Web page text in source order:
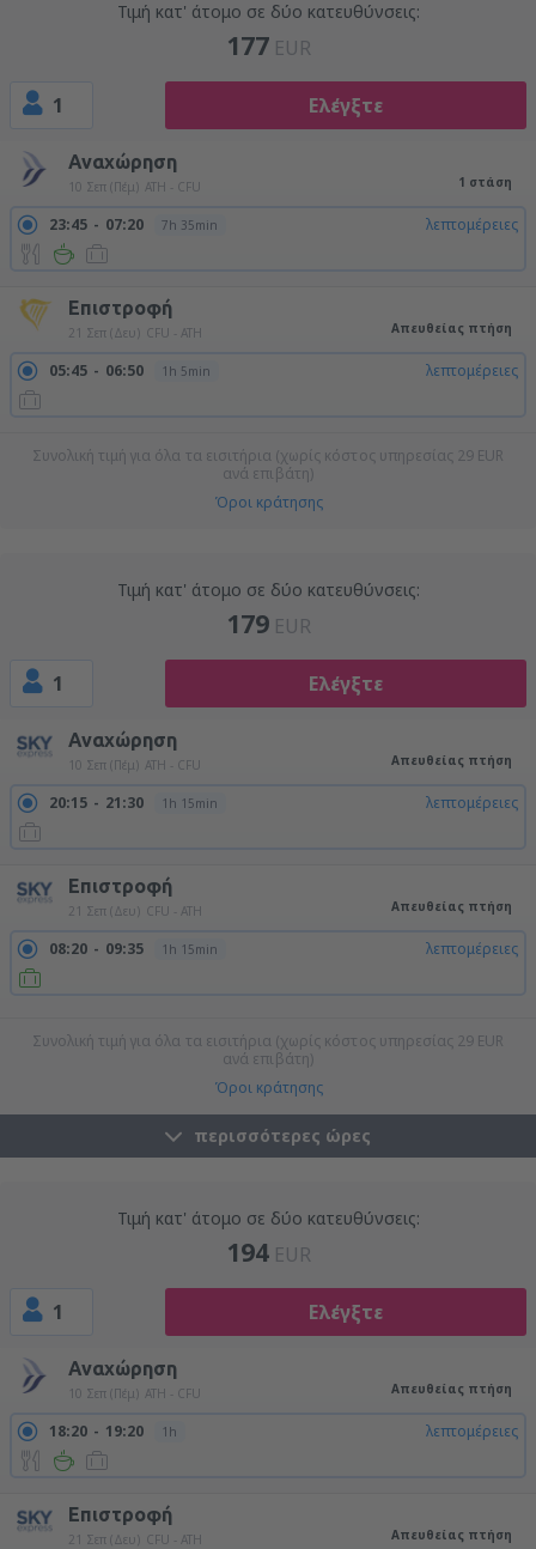
Τιμή κατ' άτομο σε δύο κατευθύνσεις:
177 EUR
1 Ελέγξτε
Αναχώρηση
10 Σεπ (Πέμ) ATH - CFU 1 στάση
23:45 07:20 7h 35min λεπτομέρειες
Επιστροφή
21 Σεπ (Δευ) CFU - ATH Απευθείας πτήση
05:45 06:50 1h 5min λεπτομέρειες
Συνολική τιμή για όλα τα εισιτήρια (χωρίς κόστος υπηρεσίας 29 EUR
ανά επιβάτη)
Όροι κράτησης
Τιμή κατ' άτομο σε δύο κατευθύνσεις:
179 EUR
1 Ελέγξτε
Αναχώρηση
10 Σεπ (Πέμ) ATH - CFU Απευθείας πτήση
20:15 21:30 1h 15min λεπτομέρειες
Επιστροφή
21 Σεπ (Δευ) CFU - ATH Απευθείας πτήση
08:20 09:35 1h 15min λεπτομέρειες
Συνολική τιμή για όλα τα εισιτήρια (χωρίς κόστος υπηρεσίας 29 EUR
ανά επιβάτη)
Όροι κράτησης
περισσότερες ώρες
Τιμή κατ' άτομο σε δύο κατευθύνσεις:
194 EUR
1 Ελέγξτε
Αναχώρηση
10 Σεπ (Πέμ) ATH - CFU Απευθείας πτήση
18:20 19:20 1h λεπτομέρειες
Επιστροφή
21 Σεπ (Δευ) CFU - ATH Απευθείας πτήση